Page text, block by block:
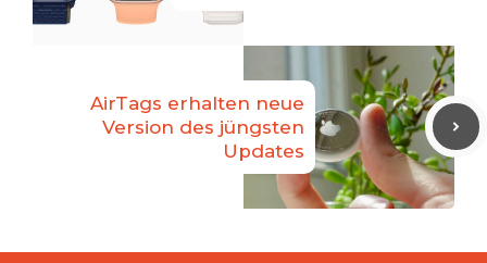
AirTags erhalten neue
Version des jüngsten
Updates